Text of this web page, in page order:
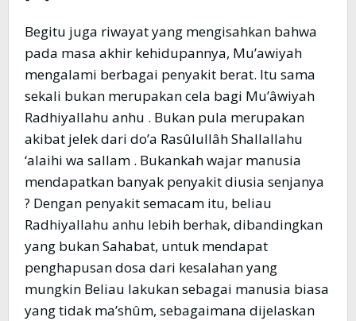
Begitu juga riwayat yang mengisahkan bahwa
pada masa akhir kehidupannya, Mu’awiyah
mengalami berbagai penyakit berat. Itu sama
sekali bukan merupakan cela bagi Mu’âwiyah
Radhiyallahu anhu . Bukan pula merupakan
akibat jelek dari do’a Rasûlullâh Shallallahu
‘alaihi wa sallam . Bukankah wajar manusia
mendapatkan banyak penyakit diusia senjanya
? Dengan penyakit semacam itu, beliau
Radhiyallahu anhu lebih berhak, dibandingkan
yang bukan Sahabat, untuk mendapat
penghapusan dosa dari kesalahan yang
mungkin Beliau lakukan sebagai manusia biasa
yang tidak ma’shûm, sebagaimana dijelaskan